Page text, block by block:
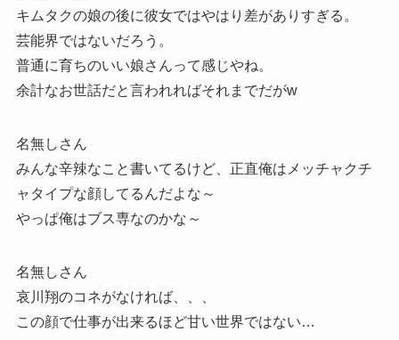
キムタクの娘の後に彼女ではやはり差がありすぎる。
芸能界ではないだろう。
普通に育ちのいい娘さんって感じやね。
余計なお世話だと言われればそれまでだがw
名無しさん
みんな辛辣なこと書いてるけど、正直俺はメッチャクチ
ャタイプな顔してるんだよな～
やっぱ俺はブス専なのかな～
名無しさん
哀川翔のコネがなければ、、、
この顔で仕事が出来るほど甘い世界ではない…